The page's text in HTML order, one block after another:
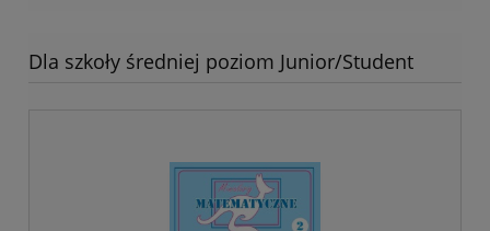
Dla szkoły średniej poziom Junior/Student